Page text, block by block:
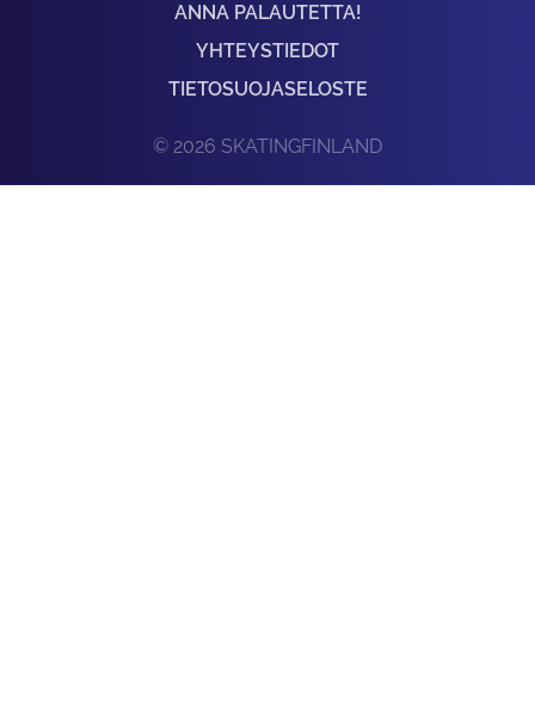
ANNA PALAUTETTA!
YHTEYSTIEDOT
TIETOSUOJASELOSTE
© 2026 SKATINGFINLAND